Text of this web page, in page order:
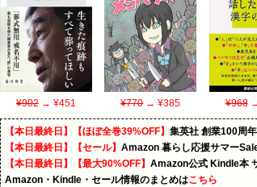
¥902 → ¥451 ¥770→ ¥385 ¥968→
【本日最終日】【ほぼ全巻39%OFF】 集英社 創業100周
【本日最終日】【セール】 Amazon 暮らし応援サマー
【本日最終日】【最大90%OFF】 Amazon公式 Kindle本
Amazon・Kindle・セール情報のまとめはこちら